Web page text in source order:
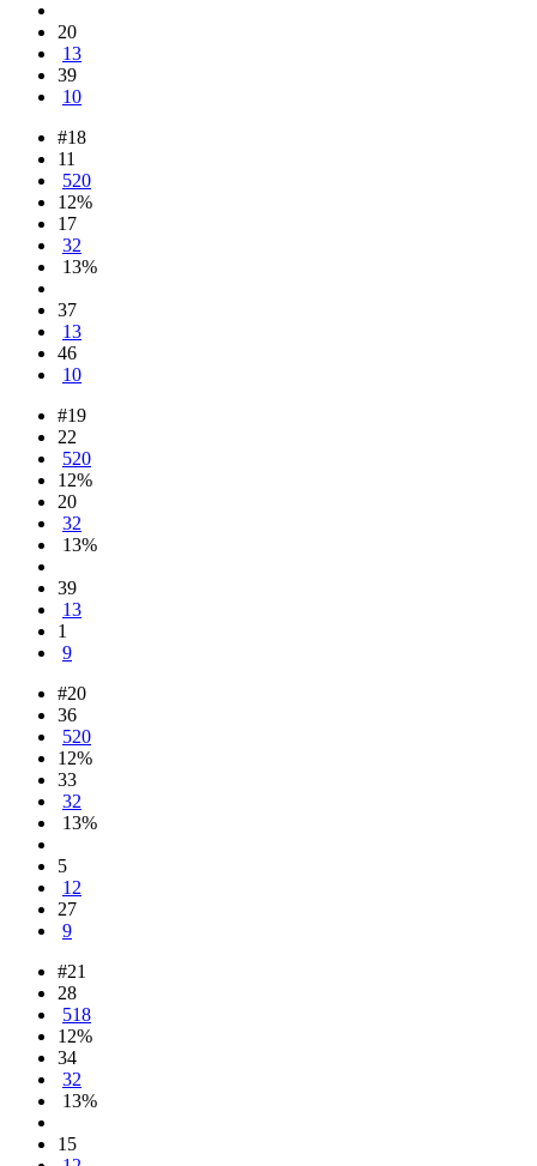
20
13
39
10
#18
11
520
12%
17
32
13%
37
13
46
10
#19
22
520
12%
20
32
13%
39
13
1
9
#20
36
520
12%
33
32
13%
5
12
27
9
#21
28
518
12%
34
32
13%
15